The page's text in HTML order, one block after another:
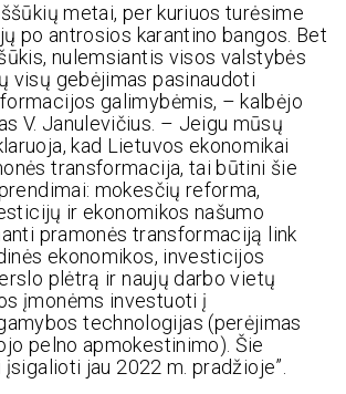
metai, per kuriuos turėsime
po antrosios karantino bangos. Bet
nulemsiantis visos valstybės
visų gebėjimas pasinaudoti
galimybėmis, – kalbėjo
V. Janulevičius. – Jeigu mūsų
kad Lietuvos ekonomikai
transformacija, tai būtini šie
mokesčių reforma,
ir ekonomikos našumo
pramonės transformaciją link
ekonomikos, investicijos
plėtrą ir naujų darbo vietų
įmonėms investuoti į
technologijas (perėjimas
pelno apmokestinimo). Šie
jau 2022 m. pradžioje”.